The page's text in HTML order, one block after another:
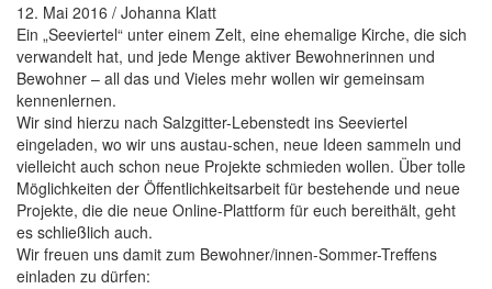
12. Mai 2016 / Johanna Klatt
Ein „Seeviertel“ unter einem Zelt, eine ehemalige Kirche, die sich
verwandelt hat, und jede Menge aktiver Bewohnerinnen und
Bewohner – all das und Vieles mehr wollen wir gemeinsam
kennenlernen.
Wir sind hierzu nach Salzgitter-Lebenstedt ins Seeviertel
eingeladen, wo wir uns austau-schen, neue Ideen sammeln und
vielleicht auch schon neue Projekte schmieden wollen. Über tolle
Möglichkeiten der Öffentlichkeitsarbeit für bestehende und neue
Projekte, die die neue Online-Plattform für euch bereithält, geht
es schließlich auch.
Wir freuen uns damit zum Bewohner/innen-Sommer-Treffens
einladen zu dürfen: